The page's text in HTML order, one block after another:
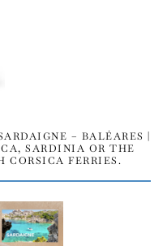
– BALÉARES |
SARDINIA OR THE
FERRIES.